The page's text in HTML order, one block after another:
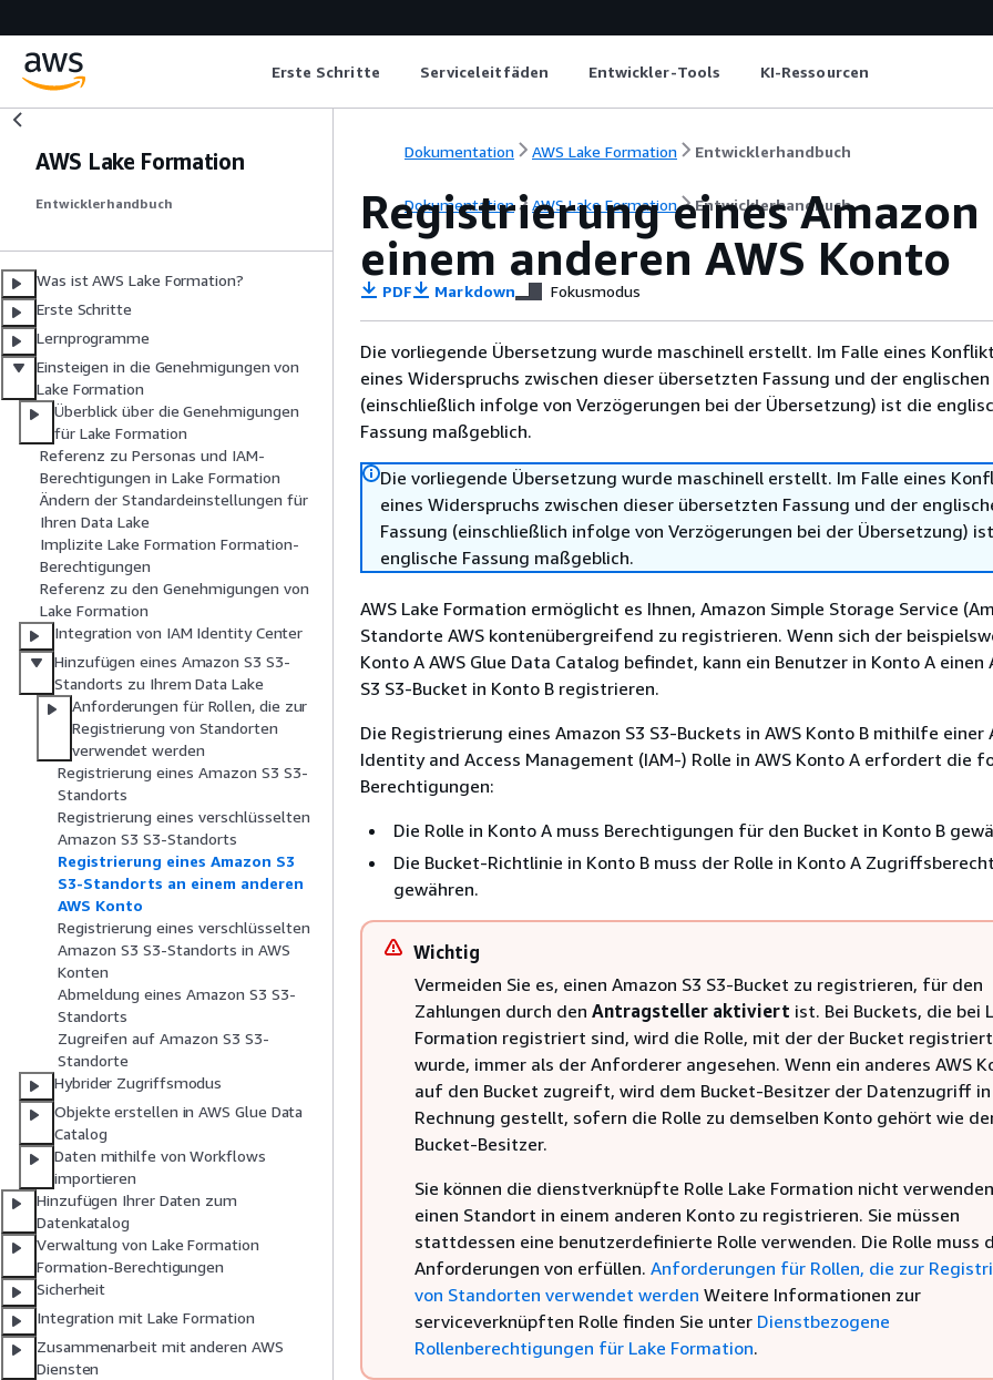
Erste Schritte Serviceleitfäden Entwickler-Tools KI-Ressourcen
AWS Lake Formation
Entwicklerhandbuch
Was ist AWS Lake Formation?
Erste Schritte
Lernprogramme
Einsteigen in die Genehmigungen von
Lake Formation
Überblick über die Genehmigungen
für Lake Formation
Referenz zu Personas und IAM-
Berechtigungen in Lake Formation
Ändern der Standardeinstellungen für
Ihren Data Lake
Implizite Lake Formation Formation-
Berechtigungen
Referenz zu den Genehmigungen von
Lake Formation
Integration von IAM Identity Center
Hinzufügen eines Amazon S3 S3-
Standorts zu Ihrem Data Lake
Anforderungen für Rollen, die zur
Registrierung von Standorten
verwendet werden
Registrierung eines Amazon S3 S3-
Standorts
Registrierung eines verschlüsselten
Amazon S3 S3-Standorts
Registrierung eines Amazon S3
S3-Standorts an einem anderen
AWS Konto
Registrierung eines verschlüsselten
Amazon S3 S3-Standorts in AWS
Konten
Abmeldung eines Amazon S3 S3-
Standorts
Zugreifen auf Amazon S3 S3-
Standorte
Hybrider Zugriffsmodus
Objekte erstellen in AWS Glue Data
Catalog
Daten mithilfe von Workflows
importieren
Hinzufügen Ihrer Daten zum
Datenkatalog
Verwaltung von Lake Formation
Formation-Berechtigungen
Sicherheit
Integration mit Lake Formation
Zusammenarbeit mit anderen AWS
Diensten
Dokumentation AWS Lake Formation Entwicklerhandbuch
Dokumentation AWS Lake Formation Entwicklerhandbuch
Registrierung eines
einem anderen AWS Konto
PDF Markdown Fokusmodus
Die vorliegende Übersetzung wurde maschinell erstellt. Im Falle eines
eines Widerspruchs zwischen dieser übersetzten Fassung und der englischen
(einschließlich infolge von Verzögerungen bei der Übersetzung) ist die
Fassung maßgeblich.
Die vorliegende Übersetzung wurde maschinell erstellt. Im Falle eines
eines Widerspruchs zwischen dieser übersetzten Fassung und der
Fassung (einschließlich infolge von Verzögerungen bei der Übersetzung)
englische Fassung maßgeblich.
AWS Lake Formation ermöglicht es Ihnen, Amazon Simple Storage Service
Standorte AWS kontenübergreifend zu registrieren. Wenn sich der
Konto A AWS Glue Data Catalog befindet, kann ein Benutzer in Konto A einen
S3 S3-Bucket in Konto B registrieren.
Die Registrierung eines Amazon S3 S3-Buckets in AWS Konto B mithilfe einer
Identity and Access Management (IAM-) Rolle in AWS Konto A erfordert die
Berechtigungen:
Die Rolle in Konto A muss Berechtigungen für den Bucket in Konto B
Die Bucket-Richtlinie in Konto B muss der Rolle in Konto A
gewähren.
Wichtig
Vermeiden Sie es, einen Amazon S3 S3-Bucket zu registrieren, für den
Zahlungen durch den Antragsteller aktiviert ist. Bei Buckets, die bei
Formation registriert sind, wird die Rolle, mit der der Bucket registriert
wurde, immer als der Anforderer angesehen. Wenn ein anderes AWS
auf den Bucket zugreift, wird dem Bucket-Besitzer der Datenzugriff in
Rechnung gestellt, sofern die Rolle zu demselben Konto gehört wie
Bucket-Besitzer.
Sie können die dienstverknüpfte Rolle Lake Formation nicht
einen Standort in einem anderen Konto zu registrieren. Sie müssen
stattdessen eine benutzerdefinierte Rolle verwenden. Die Rolle muss
Anforderungen von erfüllen. Anforderungen für Rollen, die zur
von Standorten verwendet werden Weitere Informationen zur
serviceverknüpften Rolle finden Sie unter Dienstbezogene
Rollenberechtigungen für Lake Formation.